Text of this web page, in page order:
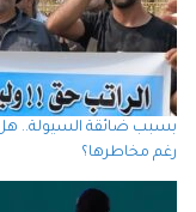
بسبب ضائقة السيولة.. هل
رغم مخاطرها؟